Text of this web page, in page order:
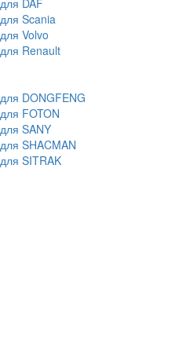
DAF
Scania
Volvo
Renault
DONGFENG
FOTON
SANY
SHACMAN
SITRAK